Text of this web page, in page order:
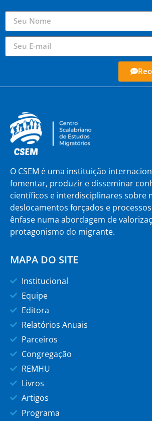
O CSEM é uma instituição
fomentar, produzir e disseminar
científicos e interdisciplinares sobre
deslocamentos forçados e
ênfase numa abordagem de
protagonismo do migrante.
MAPA DO SITE
Institucional
Equipe
Editora
Relatórios Anuais
Parceiros
Congregação
REMHU
Livros
Artigos
Programa